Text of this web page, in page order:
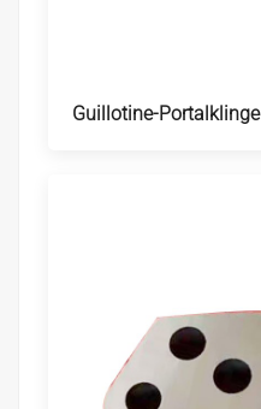
Guillotine-Portalklinge